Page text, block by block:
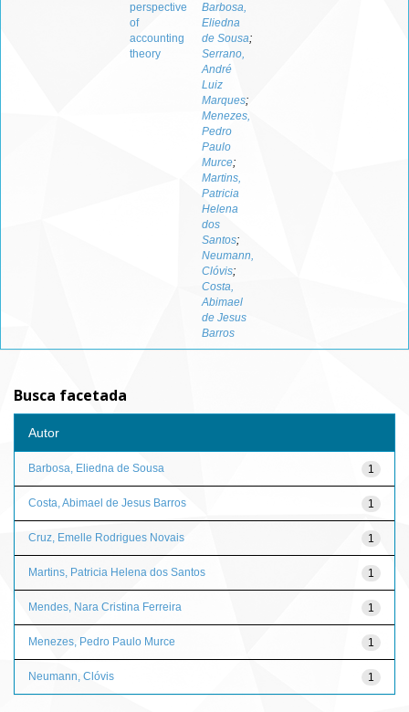
perspective
of
accounting
theory
Barbosa,
Eliedna
de Sousa;
Serrano,
André
Luiz
Marques;
Menezes,
Pedro
Paulo
Murce;
Martins,
Patricia
Helena
dos
Santos;
Neumann,
Clóvis;
Costa,
Abimael
de Jesus
Barros
Busca facetada
Autor
1
Barbosa, Eliedna de Sousa
1
Costa, Abimael de Jesus Barros
1
Cruz, Emelle Rodrigues Novais
1
Martins, Patricia Helena dos Santos
1
Mendes, Nara Cristina Ferreira
1
Menezes, Pedro Paulo Murce
1
Neumann, Clóvis